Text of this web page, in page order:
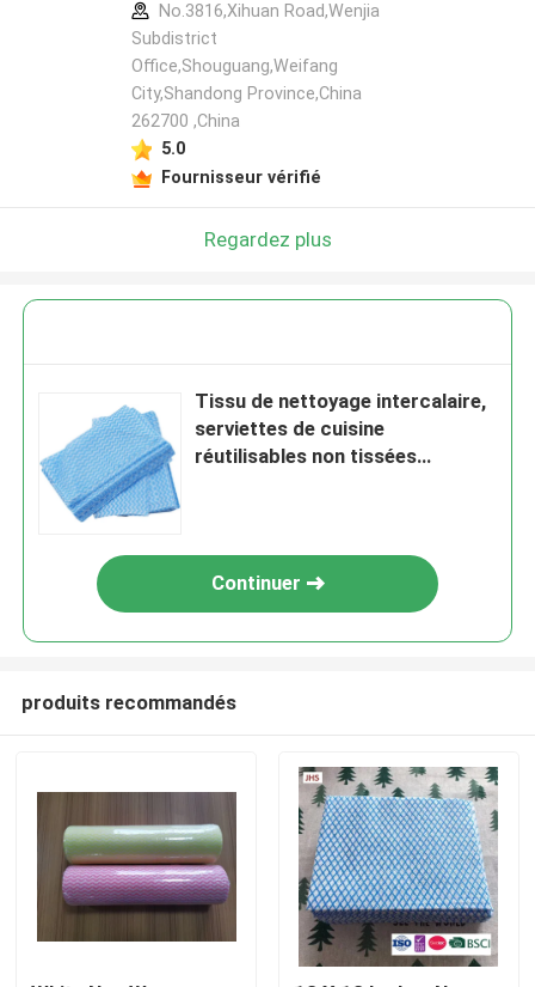
No.3816,Xihuan Road,Wenjia
Subdistrict
Office,Shouguang,Weifang
City,Shandong Province,China
262700 ,China
5.0
Fournisseur vérifié
Regardez plus
Tissu de nettoyage intercalaire,
serviettes de cuisine
réutilisables non tissées
Continuer
produits recommandés